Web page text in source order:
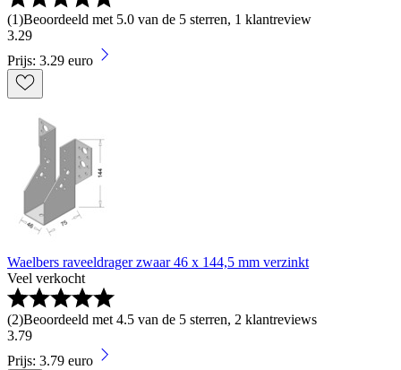
(1)Beoordeeld met 5.0 van de 5 sterren, 1 klantreview
3.29
Prijs: 3.29 euro
Waelbers raveeldrager zwaar 46 x 144,5 mm verzinkt
Veel verkocht
(2)Beoordeeld met 4.5 van de 5 sterren, 2 klantreviews
3.79
Prijs: 3.79 euro